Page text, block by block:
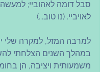
סבל דומה לאהוביי;
לאויביי. (נו טוב...)
למרבה המזל, למקרה שלי
במהלך השנים הצלחתי
משמעותית ויציבה, הן